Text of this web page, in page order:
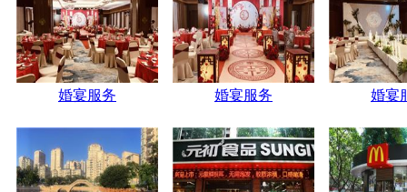
婚宴服务 婚宴服务 婚宴